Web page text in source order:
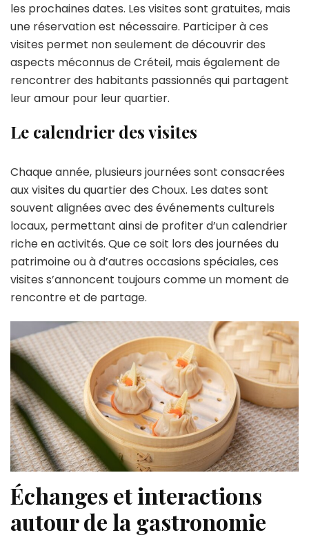
les prochaines dates. Les visites sont gratuites, mais
une réservation est nécessaire. Participer à ces
visites permet non seulement de découvrir des
aspects méconnus de Créteil, mais également de
rencontrer des habitants passionnés qui partagent
leur amour pour leur quartier.
Le calendrier des visites
Chaque année, plusieurs journées sont consacrées
aux visites du quartier des Choux. Les dates sont
souvent alignées avec des événements culturels
locaux, permettant ainsi de profiter d’un calendrier
riche en activités. Que ce soit lors des journées du
patrimoine ou à d’autres occasions spéciales, ces
visites s’annoncent toujours comme un moment de
rencontre et de partage.
Échanges et interactions
autour de la gastronomie